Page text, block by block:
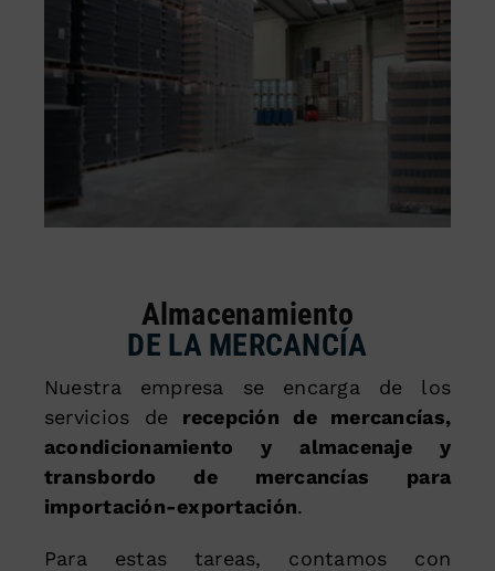
Almacenamiento
DE LA MERCANCÍA
Nuestra empresa se encarga de los
servicios de recepción de mercancías,
acondicionamiento y almacenaje y
transbordo de mercancías para
importación-exportación.
Para estas tareas, contamos con